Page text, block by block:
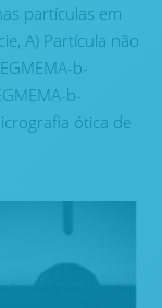
partículas em
A) Partícula não
b-
b-
ótica de